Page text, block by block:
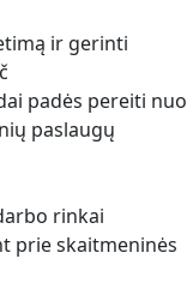
ir gerinti
padės pereiti nuo
paslaugų
rinkai
prie skaitmeninės